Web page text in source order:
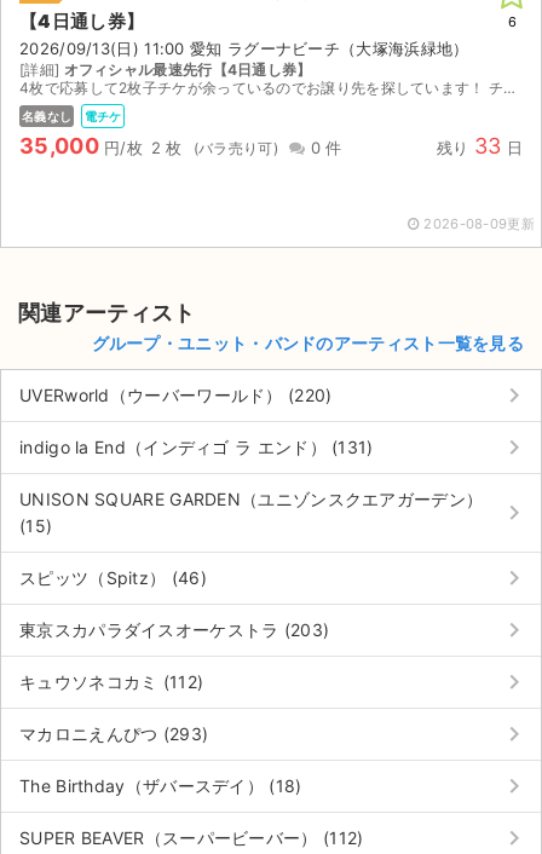
【4日通し券】
2026/09/13(日) 11:00 愛知 ラグーナビーチ（大塚海浜緑地）
[詳細] オフィシャル最速先行【4日通し券】
4枚で応募して2枚子チケが余っているのでお譲り先を探しています！ チケットが発券され次第、すぐリンクを送付させていただきます。 値下げ希望の方はコメントください。
名義なし 電チケ
35,000 円/枚 2 枚 0 件 残り 33 日
6
2026-08-09更新
関連アーティスト
グループ・ユニット・バンドのアーティスト一覧を見る
UVERworld（ウーバーワールド） (220) keyboard_arrow_right
indigo la End（インディゴ ラ エンド） (131) keyboard_arrow_right
UNISON SQUARE GARDEN（ユニゾンスクエアガーデン）
(15)
keyboard_arrow_right
スピッツ（Spitz） (46) keyboard_arrow_right
東京スカパラダイスオーケストラ (203) keyboard_arrow_right
キュウソネコカミ (112) keyboard_arrow_right
マカロニえんぴつ (293) keyboard_arrow_right
The Birthday（ザバースデイ） (18) keyboard_arrow_right
SUPER BEAVER（スーパービーバー） (112) keyboard_arrow_right